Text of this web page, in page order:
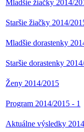
Mladšie žiačky 2014/
Staršie žiačky 2014/
Mladšie dorastenky
Staršie dorastenky
Ženy 2014/2015
Program 2014/2015 - 1
Aktuálne výsledky